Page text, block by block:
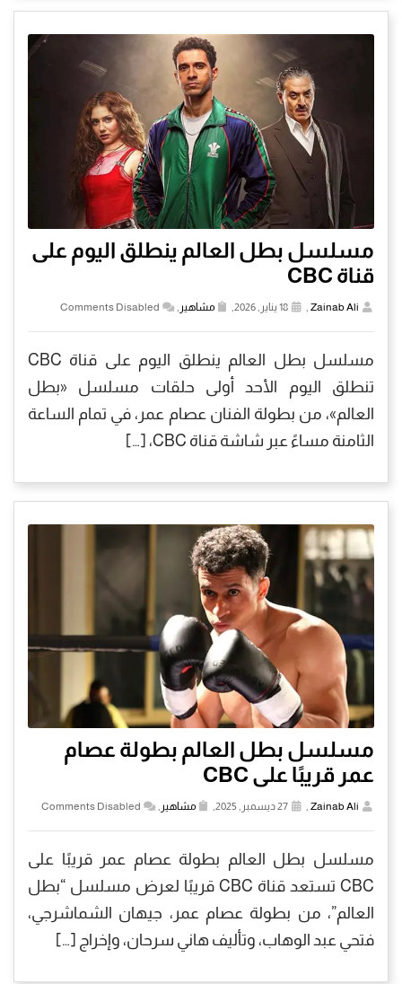
مسلسل بطل العالم ينطلق اليوم على
قناة CBC
Zainab Ali
, مشاهير ,
Comments Disabled
مسلسل بطل العالم ينطلق اليوم على قناة CBC
تنطلق اليوم الأحد أولى حلقات مسلسل «بطل
العالم»، من بطولة الفنان عصام عمر، في تمام الساعة
الثامنة مساءً عبر شاشة قناة CBC، […]
مسلسل بطل العالم بطولة عصام
عمر قريبًا على CBC
Zainab Ali مشاهير Comments Disabled
مسلسل بطل العالم بطولة عصام عمر قريبًا على
CBC تستعد قناة CBC قريبًا لعرض مسلسل “بطل
العالم”، من بطولة عصام عمر، جيهان الشماشرجي،
فتحي عبد الوهاب، وتأليف هاني سرحان، وإخراج […]